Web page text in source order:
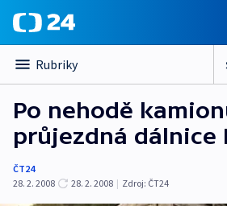
Rubriky
Po nehodě
průjezdná dálnice
ČT24
28. 2. 2008
28. 2. 2008 | Zdroj: ČT24